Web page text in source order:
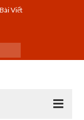
Bài Viết